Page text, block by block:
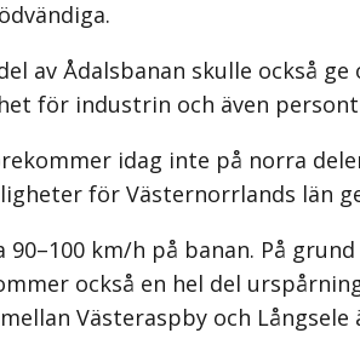
av Ådalsbanan skulle också
för industrin och även
idag inte på norra
för Västernorrlands län
90–100 km/h på banan. På
också en hel del
Västeraspby och Långsele